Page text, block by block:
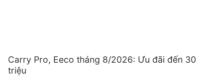
Carry Pro, Eeco tháng 8/2026: Ưu đãi đến 30
triệu